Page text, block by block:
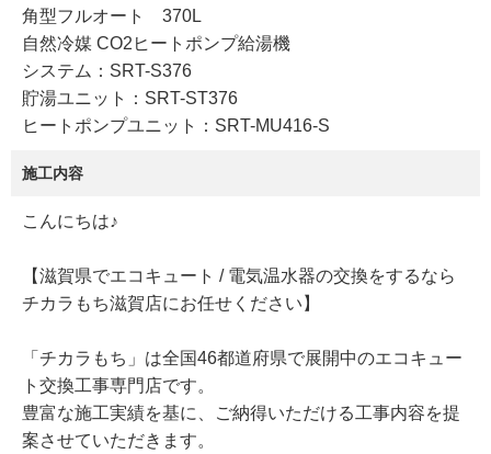
角型フルオート 370L
自然冷媒 CO2ヒートポンプ給湯機
システム：SRT-S376
貯湯ユニット：SRT-ST376
ヒートポンプユニット：SRT-MU416-S
施工内容
こんにちは♪
【滋賀県でエコキュート / 電気温水器の交換をするなら
チカラもち滋賀店にお任せください】
「チカラもち」は全国46都道府県で展開中のエコキュー
ト交換工事専門店です。
豊富な施工実績を基に、ご納得いただける工事内容を提
案させていただきます。